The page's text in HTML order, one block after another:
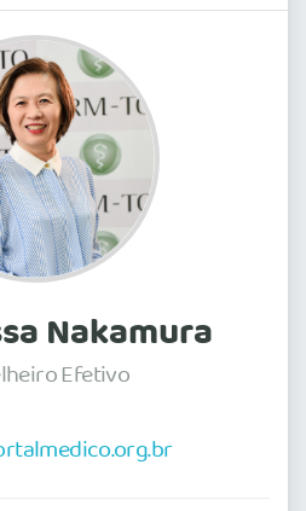
Nakamura
Efetivo